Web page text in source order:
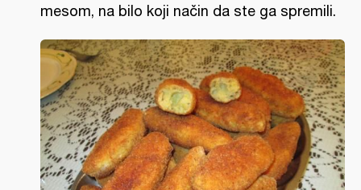
mesom, na bilo koji način da ste ga spremili.